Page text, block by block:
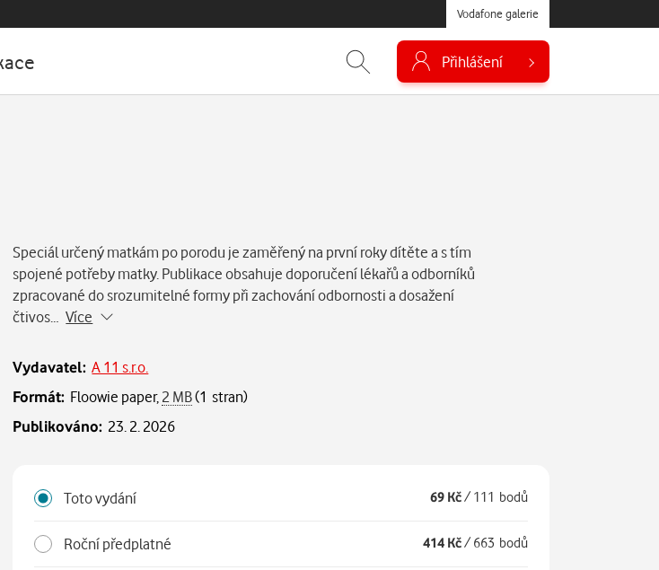
Vodafone galerie
Přihlášení
Speciál určený matkám po porodu je zaměřený na první roky dítěte a s tím
spojené potřeby matky. Publikace obsahuje doporučení lékařů a odborníků
zpracované do srozumitelné formy při zachování odbornosti a dosažení
čtivos…Více
Vydavatel: A 11 s.r.o.
Formát: Floowie paper, 2 MB(1 stran)
Publikováno: 23. 2. 2026
Toto vydání 69 Kč/ 111 bodů
Roční předplatné 414 Kč/ 663 bodů